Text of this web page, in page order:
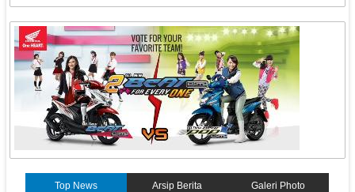
Top News Arsip Berita Galeri Photo